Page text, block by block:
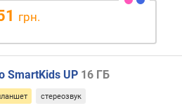
грн.
SmartKids UP 16 ГБ
стереозвук